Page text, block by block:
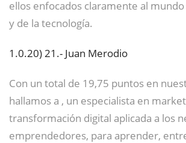
ellos enfocados claramente al
y de la tecnología.
1.0.20) 21.- Juan Merodio
Con un total de 19,75 puntos en
hallamos a , un especialista en
transformación digital aplicada a los
emprendedores, para aprender,